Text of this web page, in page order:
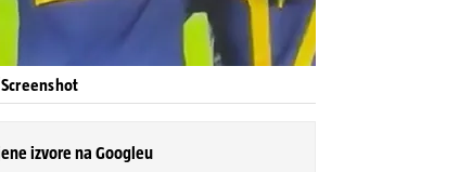
izvore na Googleu